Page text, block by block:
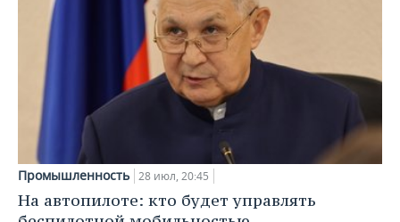
Промышленность 28 июл, 20:45
На автопилоте: кто будет управлять